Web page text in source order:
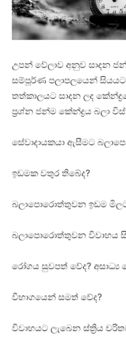
උපන් වේලාව අනුව සාදන
සම්පූර්ණ පලාපලයෙන්
තත්කාලයට සාදන ලද
ප්‍රශ්න ජන්ම කේන්ද්‍රය බලා
සේවාදායකයා ඇසීමට
ඉඩමක වතුර තිබේද?
බලාපොරොත්තුවන ඉඩම
බලාපොරොත්තුවන විවාහය
රෝගය සුවපත් වේද? අසාධ්‍ය
විභාගයෙන් සමත් වේද?
විවාහයට ලැබෙන ස්‌ත්‍රිය